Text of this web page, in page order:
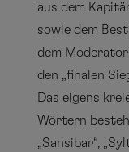
aus dem
sowie dem
dem
den „finalen
Das eigens
Wörtern
„Sansibar“,